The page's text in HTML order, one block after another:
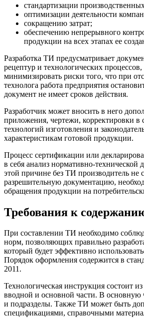
стандартизации
оптимизации деятельности
сокращению затрат;
обеспечению непрерывного
продукции на всех этапах ее
Разработка ТИ предусматривает
рецептур и технологических процессов,
минимизировать риски того, что при
технолога работа предприятия
документ не имеет сроков действия.
Разработчик может вносить в него
приложения, чертежи, корректировки в
технологий изготовления и
характеристикам готовой продукции.
Процесс сертификации или
в себя анализ нормативно-технической
этой причине без ТИ производитель не
разрешительную документацию,
обращения продукции на
Требования к
При составлении ТИ необходимо
норм, позволяющих правильно
который будет эффективно
Порядок оформления содержится в
2011.
Технологическая инструкция состоит
вводной и основной части. В основную
и подразделы. Также ТИ может быть
спецификациями, справочными